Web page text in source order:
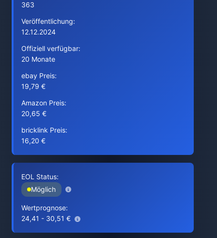
363
Veröffentlichung:
12.12.2024
Offiziell verfügbar:
20 Monate
ebay Preis:
19,79 €
Amazon Preis:
20,65 €
bricklink Preis:
16,20 €
EOL Status:
Möglich
Wertprognose:
24,41 - 30,51 €